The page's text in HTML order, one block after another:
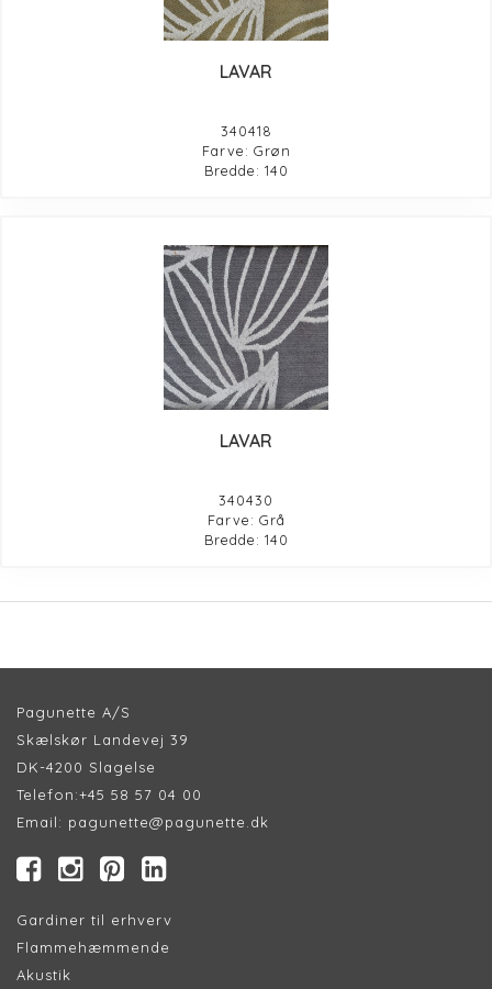
LAVAR
340418
Farve: Grøn
Bredde: 140
LAVAR
340430
Farve: Grå
Bredde: 140
Pagunette A/S
Skælskør Landevej 39
DK-4200 Slagelse
Telefon:+45 58 57 04 00
Email: pagunette@pagunette.dk
Gardiner til erhverv
Flammehæmmende
Akustik